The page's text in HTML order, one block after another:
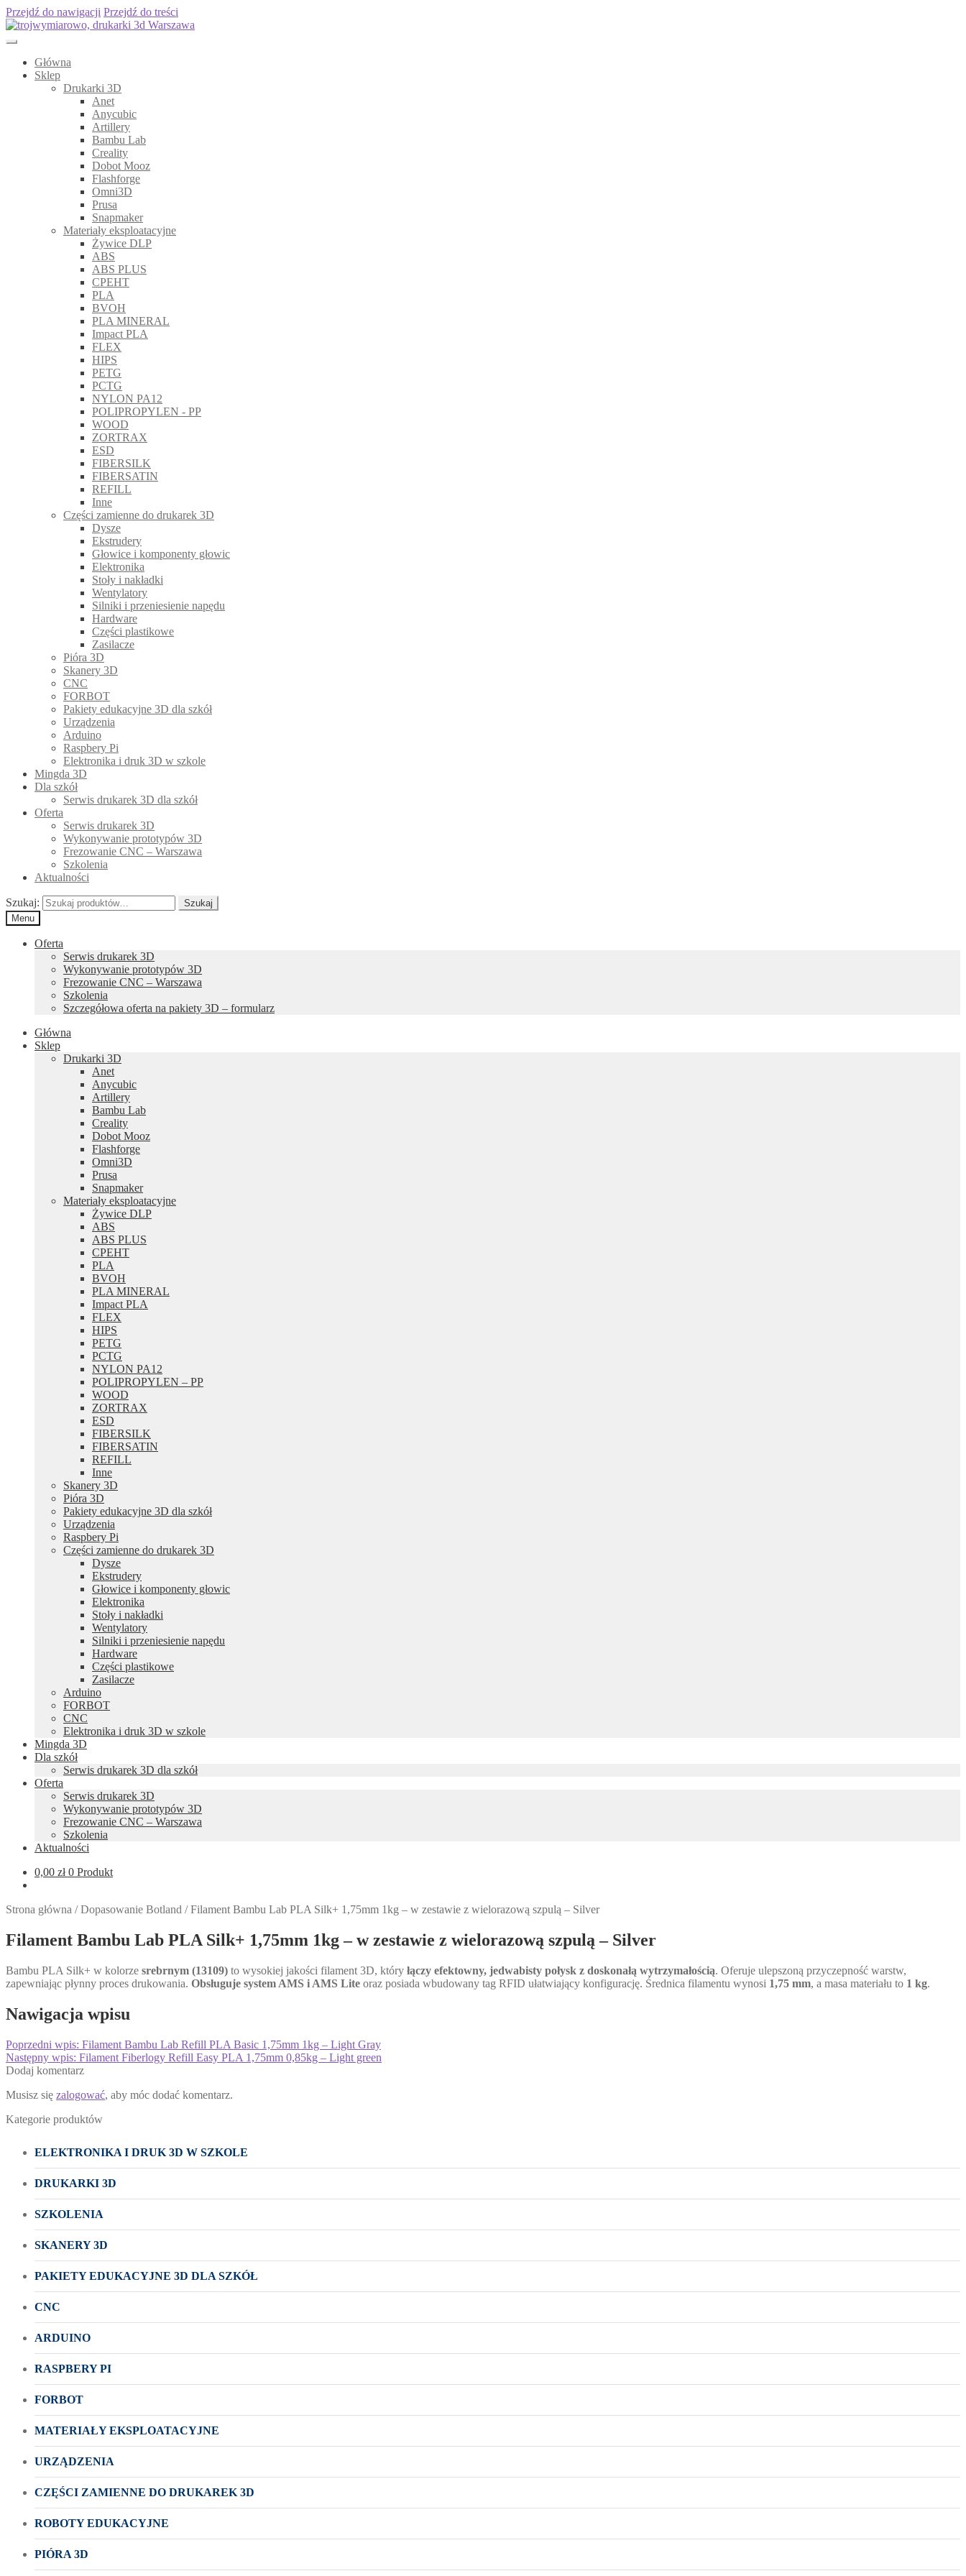
Przejdź do nawigacji Przejdź do treści
Główna
Sklep
Drukarki 3D
Anet
Anycubic
Artillery
Bambu Lab
Creality
Dobot Mooz
Flashforge
Omni3D
Prusa
Snapmaker
Materiały eksploatacyjne
Żywice DLP
ABS
ABS PLUS
CPEHT
PLA
BVOH
PLA MINERAL
Impact PLA
FLEX
HIPS
PETG
PCTG
NYLON PA12
POLIPROPYLEN - PP
WOOD
ZORTRAX
ESD
FIBERSILK
FIBERSATIN
REFILL
Inne
Części zamienne do drukarek 3D
Dysze
Ekstrudery
Głowice i komponenty głowic
Elektronika
Stoły i nakładki
Wentylatory
Silniki i przeniesienie napędu
Hardware
Części plastikowe
Zasilacze
Pióra 3D
Skanery 3D
CNC
FORBOT
Pakiety edukacyjne 3D dla szkół
Urządzenia
Arduino
Raspbery Pi
Elektronika i druk 3D w szkole
Mingda 3D
Dla szkół
Serwis drukarek 3D dla szkół
Oferta
Serwis drukarek 3D
Wykonywanie prototypów 3D
Frezowanie CNC – Warszawa
Szkolenia
Aktualności
Szukaj:
Szukaj
Menu
Oferta
Serwis drukarek 3D
Wykonywanie prototypów 3D
Frezowanie CNC – Warszawa
Szkolenia
Szczegółowa oferta na pakiety 3D – formularz
Główna
Sklep
Drukarki 3D
Anet
Anycubic
Artillery
Bambu Lab
Creality
Dobot Mooz
Flashforge
Omni3D
Prusa
Snapmaker
Materiały eksploatacyjne
Żywice DLP
ABS
ABS PLUS
CPEHT
PLA
BVOH
PLA MINERAL
Impact PLA
FLEX
HIPS
PETG
PCTG
NYLON PA12
POLIPROPYLEN – PP
WOOD
ZORTRAX
ESD
FIBERSILK
FIBERSATIN
REFILL
Inne
Skanery 3D
Pióra 3D
Pakiety edukacyjne 3D dla szkół
Urządzenia
Raspbery Pi
Części zamienne do drukarek 3D
Dysze
Ekstrudery
Głowice i komponenty głowic
Elektronika
Stoły i nakładki
Wentylatory
Silniki i przeniesienie napędu
Hardware
Części plastikowe
Zasilacze
Arduino
FORBOT
CNC
Elektronika i druk 3D w szkole
Mingda 3D
Dla szkół
Serwis drukarek 3D dla szkół
Oferta
Serwis drukarek 3D
Wykonywanie prototypów 3D
Frezowanie CNC – Warszawa
Szkolenia
Aktualności
0,00 zł 0 Produkt
Strona główna /Dopasowanie Botland /Filament Bambu Lab PLA Silk+ 1,75mm 1kg – w zestawie z wielorazową szpulą – Silver
Filament Bambu Lab PLA Silk+ 1,75mm 1kg – w zestawie z wielorazową szpulą – Silver
Bambu PLA Silk+ w kolorze srebrnym (13109) to wysokiej jakości filament 3D, który łączy efektowny, jedwabisty połysk z doskonałą wytrzymałością. Oferuje ulepszoną przyczepność warstw,
zapewniając płynny proces drukowania. Obsługuje system AMS i AMS Lite oraz posiada wbudowany tag RFID ułatwiający konfigurację. Średnica filamentu wynosi 1,75 mm, a masa materiału to 1 kg.
Nawigacja wpisu
Poprzedni wpis: Filament Bambu Lab Refill PLA Basic 1,75mm 1kg – Light Gray
Następny wpis: Filament Fiberlogy Refill Easy PLA 1,75mm 0,85kg – Light green
Dodaj komentarz
Musisz się zalogować, aby móc dodać komentarz.
Kategorie produktów
ELEKTRONIKA I DRUK 3D W SZKOLE
DRUKARKI 3D
SZKOLENIA
SKANERY 3D
PAKIETY EDUKACYJNE 3D DLA SZKÓŁ
CNC
ARDUINO
RASPBERY PI
FORBOT
MATERIAŁY EKSPLOATACYJNE
URZĄDZENIA
CZĘŚCI ZAMIENNE DO DRUKAREK 3D
ROBOTY EDUKACYJNE
PIÓRA 3D